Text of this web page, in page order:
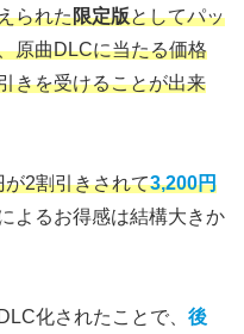
られた限定版としてパッ
原曲DLCに当たる価格
きを受けることが出来
が2割引きされて3,200円
よるお得感は結構大きか
化されたことで、 後